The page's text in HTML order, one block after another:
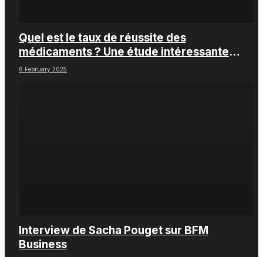
Quel est le taux de réussite des
médicaments ? Une étude intéressante
chez les Big Pharmas
6 February 2025
Interview de Sacha Pouget sur BFM
Business